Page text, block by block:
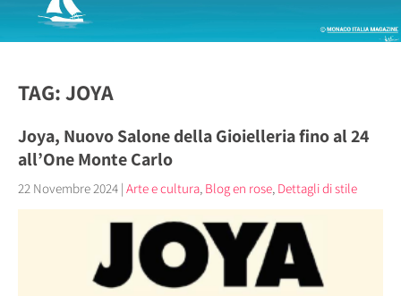
TAG: JOYA
Joya, Nuovo Salone della Gioielleria fino al 24
all’One Monte Carlo
22 Novembre 2024 | Arte e cultura, Blog en rose, Dettagli di stile